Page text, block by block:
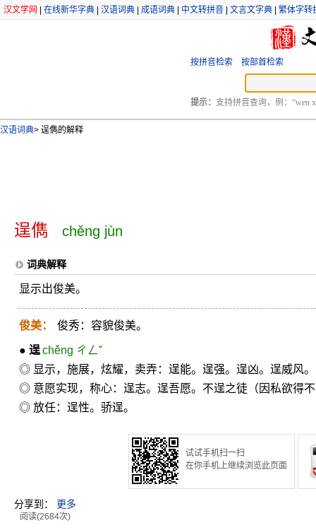
汉文学网 在线新华字典 汉语词典 成语词典 中文转拼音 文言文字典 繁体字转
按拼音检索 按部首检索
提示： 支持拼音查询，例：“wen
汉语词典> 逞儁的解释
逞儁 chěng jùn
词典解释
显示出俊美。
俊美： 俊秀：容貌俊美。
● 逞chěng ㄔㄥˇ
◎ 显示，施展，炫耀，卖弄：逞能。逞强。逞凶。逞威风。
◎ 意愿实现，称心：逞志。逞吾愿。不逞之徒（因私欲得
◎ 放任：逞性。骄逞。
试试手机扫一扫
在你手机上继续浏览此页面
分享到： 更多
阅读(2684次)